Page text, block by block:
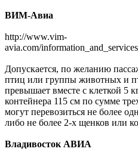
ВИМ-Авиа
http://www.vim-
avia.com/
Допускается, по желанию
птиц или группы животных и
превышает вместе с клеткой 5
контейнера 115 см по сумме
могут перевозиться не более
либо не более 2-х щенков или
Владивосток АВИА